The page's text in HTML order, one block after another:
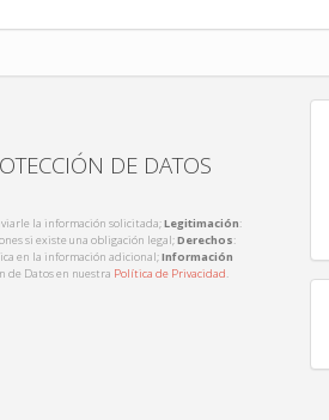
DE DATOS
la información solicitada;Legitimación:
si existe una obligación legal;Derechos:
en la información adicional;Información
de Datos en nuestra Política de Privacidad.